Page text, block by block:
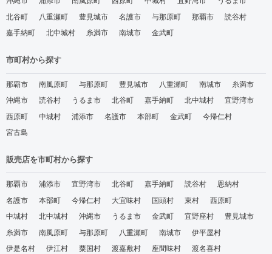
北谷町
八重瀬町 豊見城市 名護市 与那原町 那覇市
読谷村
嘉手納町
北中城村 糸満市 南城市 金武町
市町村から探す
那覇市 南風原町 与那原町 豊見城市 八重瀬町 南城市
糸満市
沖縄市
読谷村 うるま市 北谷町 嘉手納町 北中城村
宜野湾市
西原町
中城村 浦添市 名護市 本部町 金武町
今帰仁村
宮古島
販売店を市町村から探す
那覇市 浦添市 宜野湾市 北谷町 嘉手納町 読谷村
恩納村
名護市
本部町 今帰仁村 大宜味村 国頭村 東村
西原町
中城村
北中城村 沖縄市 うるま市 金武町 宜野座村
豊見城市
糸満市
南風原町 与那原町 八重瀬町 南城市
伊平屋村
伊是名村
伊江村 粟国村 渡嘉敷村 座間味村
渡名喜村